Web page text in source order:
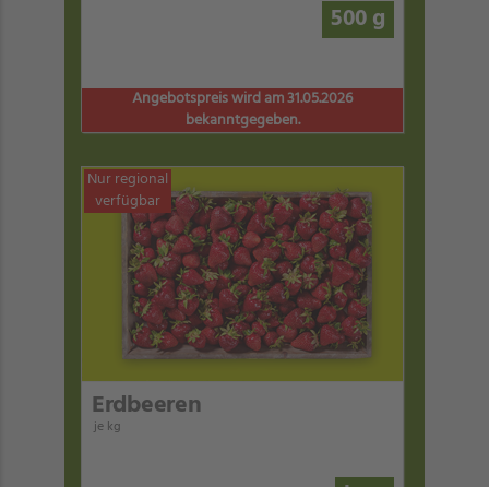
500 g
Angebotspreis wird am 31.05.2026
bekanntgegeben.
Nur regional
verfügbar
Erdbeeren
je kg